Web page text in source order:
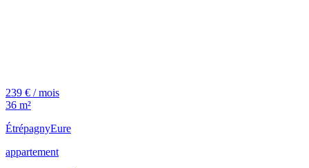
239 € / mois
36 m²
ÉtrépagnyEure
appartement